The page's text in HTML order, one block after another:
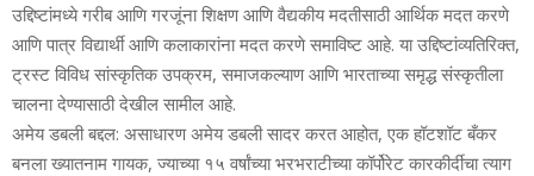
उद्दिष्टांमध्ये गरीब आणि गरजूंना शिक्षण आणि वैद्यकीय मदतीसाठी आर्थिक मदत करणे
आणि पात्र विद्यार्थी आणि कलाकारांना मदत करणे समाविष्ट आहे. या उद्दिष्टांव्यतिरिक्त,
ट्रस्ट विविध सांस्कृतिक उपक्रम, समाजकल्याण आणि भारताच्या समृद्ध संस्कृतीला
चालना देण्यासाठी देखील सामील आहे.
अमेय डबली बद्दल: असाधारण अमेय डबली सादर करत आहोत, एक हॉटशॉट बँकर
बनला ख्यातनाम गायक, ज्याच्या १५ वर्षांच्या भरभराटीच्या कॉर्पोरेट कारकीर्दीचा त्याग